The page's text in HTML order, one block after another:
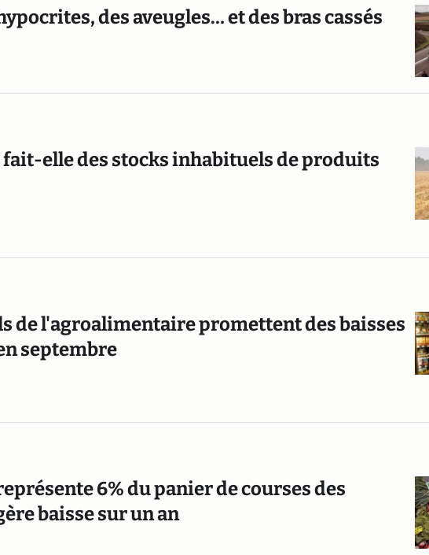
des aveugles… et des bras cassés
elle des stocks inhabituels de produits
de l'agroalimentaire promettent des baisses
septembre
6% du panier de courses des
baisse sur un an